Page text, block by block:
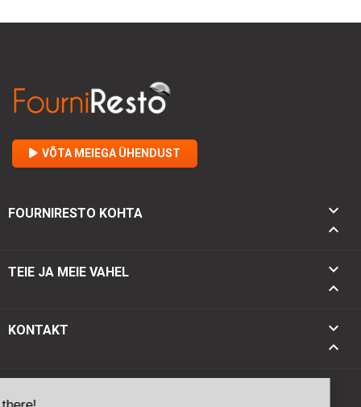
VÕTA MEIEGA ÜHENDUST
FOURNIRESTO KOHTA


TEIE JA MEIE VAHEL


KONTAKT
keyboard_arrow_down
keyboard_arrow_up